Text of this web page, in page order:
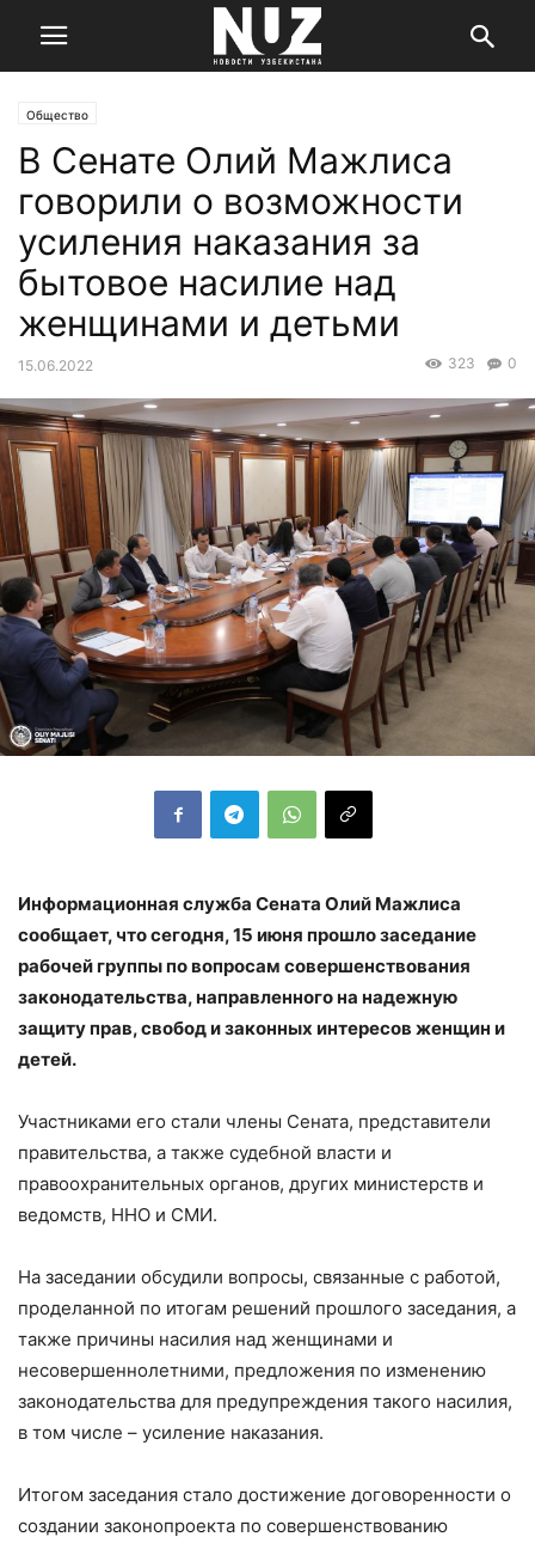
Общество
В Сенате Олий Мажлиса
говорили о возможности
усиления наказания за
бытовое насилие над
женщинами и детьми
15.06.2022 0
323
Информационная служба Сената Олий Мажлиса
сообщает, что сегодня, 15 июня прошло заседание
рабочей группы по вопросам совершенствования
законодательства, направленного на надежную
защиту прав, свобод и законных интересов женщин и
детей.
Участниками его стали члены Сената, представители
правительства, а также судебной власти и
правоохранительных органов, других министерств и
ведомств, ННО и СМИ.
На заседании обсудили вопросы, связанные с работой,
проделанной по итогам решений прошлого заседания, а
также причины насилия над женщинами и
несовершеннолетними, предложения по изменению
законодательства для предупреждения такого насилия,
в том числе – усиление наказания.
Итогом заседания стало достижение договоренности о
создании законопроекта по совершенствованию